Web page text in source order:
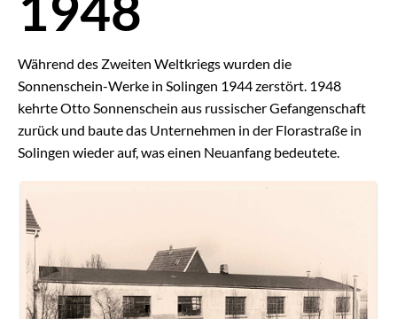
Während des Zweiten Weltkriegs wurden die
Sonnenschein-Werke in Solingen 1944 zerstört. 1948
kehrte Otto Sonnenschein aus russischer Gefangenschaft
zurück und baute das Unternehmen in der Florastraße in
Solingen wieder auf, was einen Neuanfang bedeutete.